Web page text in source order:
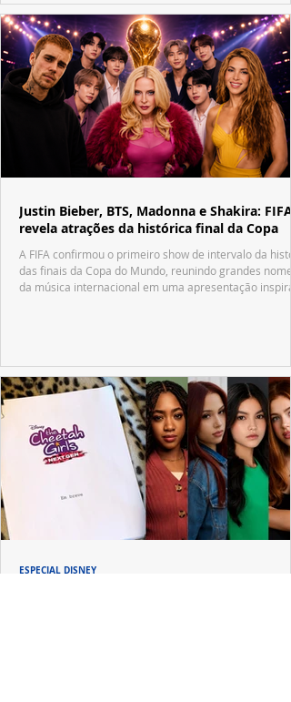
Justin Bieber, BTS, Madonna e Shakira: FIFA
revela atrações da histórica final da Copa
A FIFA confirmou o primeiro show de intervalo da
das finais da Copa do Mundo, reunindo grandes nomes
da música internacional em uma apresentação
ESPECIAL DISNEY